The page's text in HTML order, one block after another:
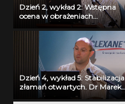
Dzień 2, wykład 2: Wstępna
ocena w obrażeniach
kręgosłupa. Dr Marek
Dzień 4, wykład 5: Stabilizacja
złamań otwartych. Dr Marek
Kolaśniewski